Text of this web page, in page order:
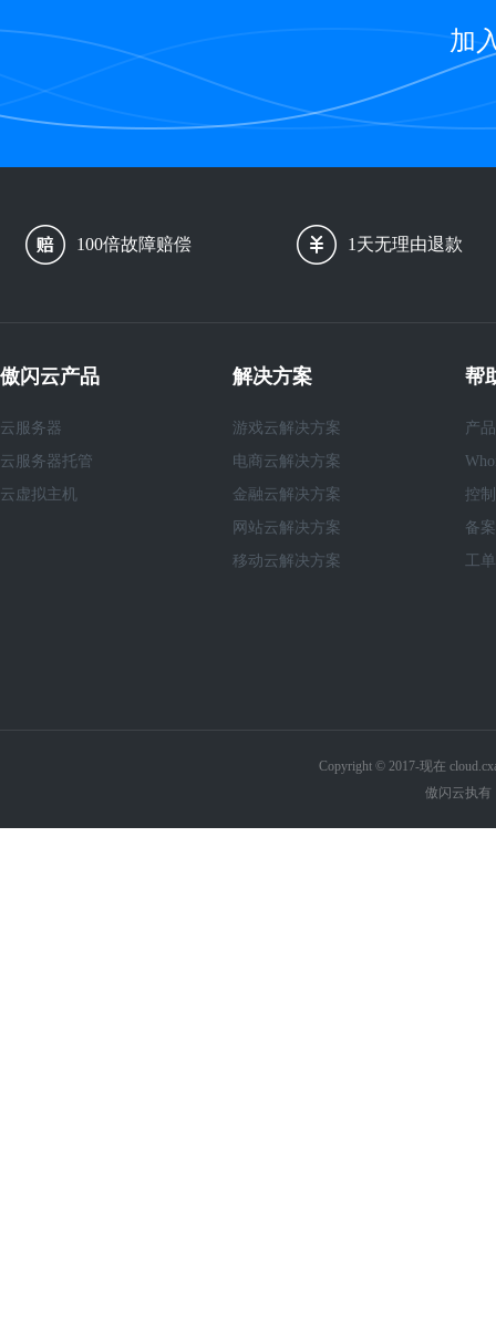
加
100倍故障赔偿 1天无理由退款
傲闪云产品
云服务器
云服务器托管
云虚拟主机
解决方案
游戏云解决方案
电商云解决方案
金融云解决方案
网站云解决方案
移动云解决方案
帮
产
控
备
工
Copyright © 2017-现在
傲闪云执有